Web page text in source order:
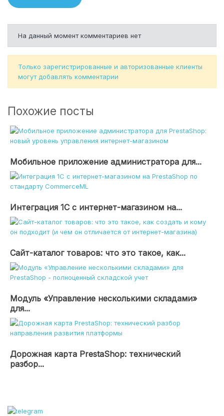
На данный момент комментариев нет
Только зарегистрированные и авторизованные клиенты
могут добавлять комментарии
Похожие посты
Мобильное приложение администратора для...
Интеграция 1С с интернет-магазином на...
Сайт-каталог товаров: что это такое, как...
Модуль «Управление несколькими складами»
для...
Дорожная карта PrestaShop: технический
разбор...